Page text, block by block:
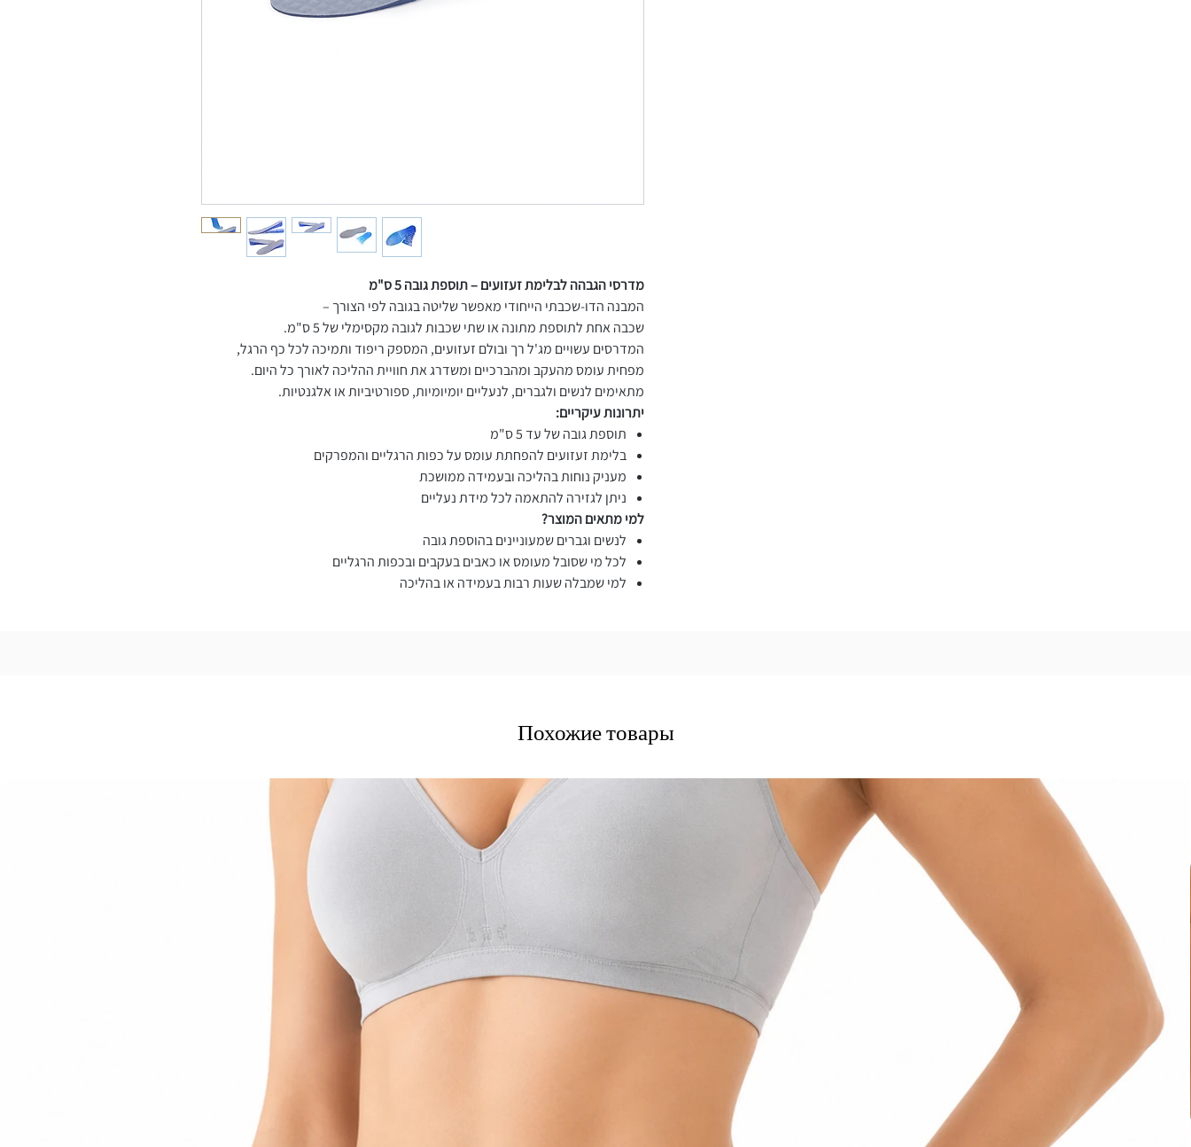
מדרסי הגבהה לבלימת זעזועים – תוספת גובה 5 ס"מ
המבנה הדו-שכבתי הייחודי מאפשר שליטה בגובה לפי הצורך –
שכבה אחת לתוספת מתונה או שתי שכבות לגובה מקסימלי של 5 ס"מ.
המדרסים עשויים מג'ל רך ובולם זעזועים, המספק ריפוד ותמיכה לכל כף הרגל,
מפחית עומס מהעקב ומהברכיים ומשדרג את חוויית ההליכה לאורך כל היום.
מתאימים לנשים ולגברים, לנעליים יומיומיות, ספורטיביות או אלגנטיות.
יתרונות עיקריים:
תוספת גובה של עד 5 ס"מ
בלימת זעזועים להפחתת עומס על כפות הרגליים והמפרקים
מעניק נוחות בהליכה ובעמידה ממושכת
ניתן לגזירה להתאמה לכל מידת נעליים
למי מתאים המוצר?
לנשים וגברים שמעוניינים בהוספת גובה
לכל מי שסובל מעומס או כאבים בעקבים ובכפות הרגליים
למי שמבלה שעות רבות בעמידה או בהליכה
Похожие товары